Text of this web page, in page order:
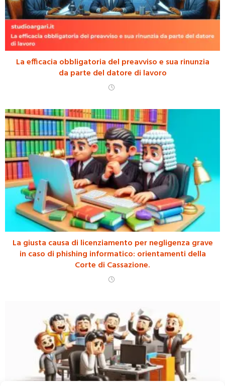
La efficacia obbligatoria del preavviso e sua rinunzia
da parte del datore di lavoro
La giusta causa di licenziamento per negligenza grave
in caso di phishing informatico: orientamenti della
Corte di Cassazione.